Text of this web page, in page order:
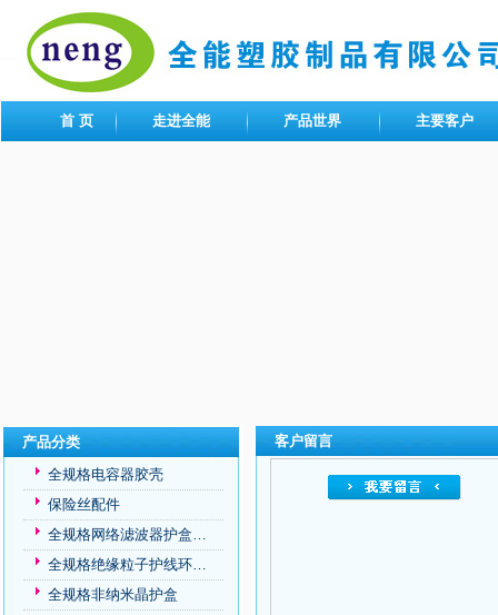
首 页 走进全能 产品世界 主要客户
产品分类
全规格电容器胶壳
保险丝配件
全规格网络滤波器护盒…
全规格绝缘粒子护线环…
全规格非纳米晶护盒
客户留言